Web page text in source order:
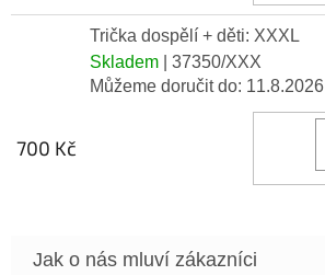
Trička dospělí + děti: XXXL
Skladem
| 37350/XXX
Můžeme doručit do: 11.8.2026
700 Kč